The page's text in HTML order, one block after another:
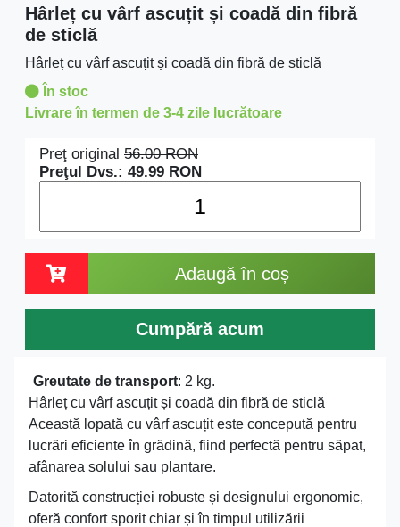
Hârleț cu vârf ascuțit și coadă din fibră
de sticlă
Hârleț cu vârf ascuțit și coadă din fibră de sticlă
În stoc
Livrare în termen de 3-4 zile lucrătoare
Preţ original 56.00RON
Preţul Dvs.: 49.99 RON
Adaugă în coș
Cumpără acum
Greutate de transport: 2 kg.
Hârleț cu vârf ascuțit și coadă din fibră de sticlă
Această lopată cu vârf ascuțit este concepută pentru
lucrări eficiente în grădină, fiind perfectă pentru săpat,
afânarea solului sau plantare.
Datorită construcției robuste și designului ergonomic,
oferă confort sporit chiar și în timpul utilizării